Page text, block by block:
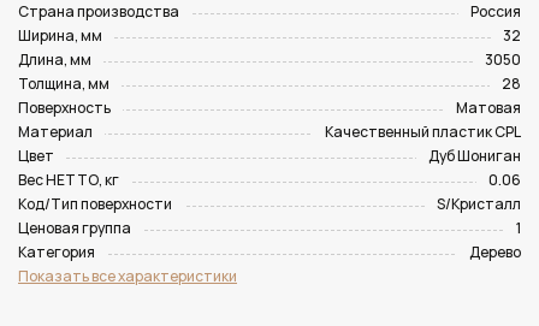
Страна производства
Россия
Ширина, мм
32
Длина, мм
3050
Толщина, мм
28
Поверхность
Матовая
Материал
Качественный пластик CPL
Цвет
Дуб Шониган
Вес НЕТТО, кг
0.06
Код/Тип поверхности
S/Кристалл
Ценовая группа
1
Категория
Дерево
Показать все характеристики